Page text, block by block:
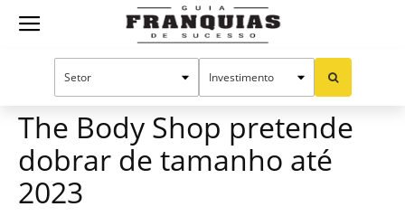
Guia
Mercado de franquias
The Body Shop pretende
dobrar de tamanho até
2023